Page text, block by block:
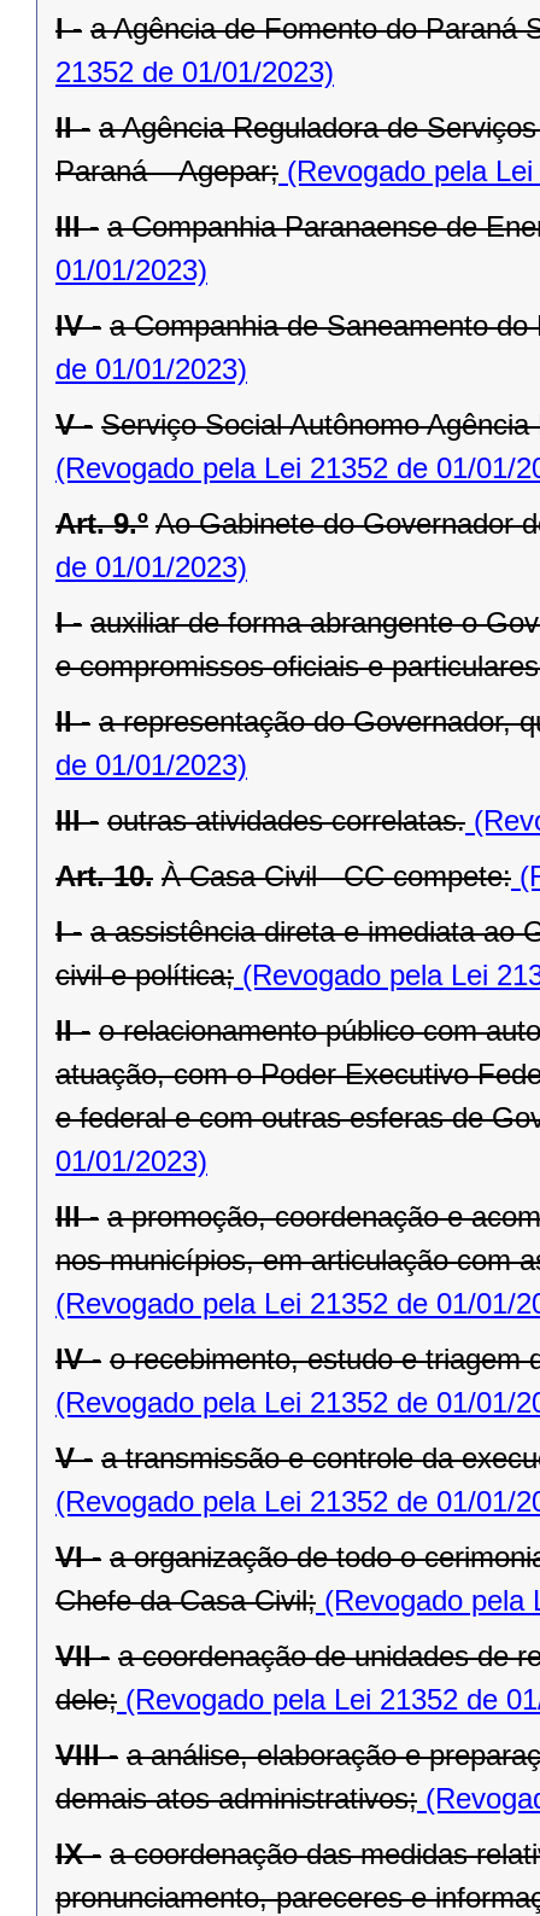
I - a Agência de Fomento do Paraná
21352 de 01/01/2023)
II - a Agência Reguladora de
Paraná – Agepar; (Revogado pela
III - a Companhia Paranaense de
01/01/2023)
IV - a Companhia de Saneamento
de 01/01/2023)
V - Serviço Social Autônomo
(Revogado pela Lei 21352 de 01/01/
Art. 9.º Ao Gabinete do Governador
de 01/01/2023)
I - auxiliar de forma abrangente o
e compromissos oficiais e
II - a representação do Governador,
de 01/01/2023)
III - outras atividades correlatas.
Art. 10. À Casa Civil - CC compete:
I - a assistência direta e imediata ao
civil e política; (Revogado pela Lei
II - o relacionamento público com
atuação, com o Poder Executivo
e federal e com outras esferas de
01/01/2023)
III - a promoção, coordenação e
nos municípios, em articulação com
(Revogado pela Lei 21352 de 01/01/
IV - o recebimento, estudo e triagem
(Revogado pela Lei 21352 de 01/01/
V - a transmissão e controle da
(Revogado pela Lei 21352 de 01/01/
VI - a organização de todo o
Chefe da Casa Civil; (Revogado pela
VII - a coordenação de unidades de
dele; (Revogado pela Lei 21352 de
VIII - a análise, elaboração e
demais atos administrativos;
IX - a coordenação das medidas
pronunciamento, pareceres e